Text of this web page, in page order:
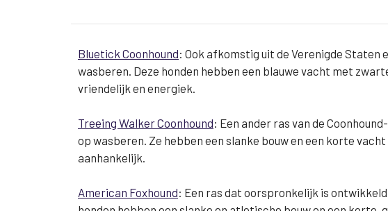
Bluetick Coonhound: Ook afkomstig uit de Verenigde Staten
wasberen. Deze honden hebben een blauwe vacht met
vriendelijk en energiek.
Treeing Walker Coonhound: Een ander ras van de
op wasberen. Ze hebben een slanke bouw en een korte
aanhankelijk.
American Foxhound: Een ras dat oorspronkelijk is